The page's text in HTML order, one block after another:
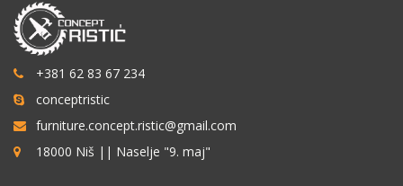
+381 62 83 67 234
conceptristic
furniture.concept.ristic@gmail.com
18000 Niš || Naselje "9. maj"